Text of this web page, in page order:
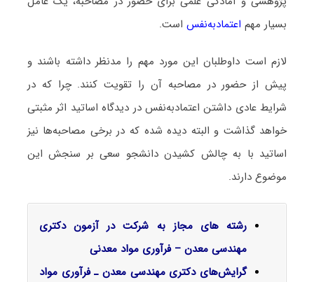
بسیار مهم اعتمادبه‌نفساست.
لازم است داوطلبان این مورد مهم را مدنظر داشته باشند و
پیش از حضور در مصاحبه آن را تقویت کنند. چرا که در
شرایط عادی داشتن اعتمادبه‌نفس در دیدگاه اساتید اثر مثبتی
خواهد گذاشت و البته دیده شده که در برخی مصاحبه‌ها نیز
اساتید با به چالش کشیدن دانشجو سعی بر سنجش این
موضوع دارند.
رشته های مجاز به شرکت در آزمون دکتری
مهندسی معدن – فرآوری مواد معدنی
گرایش‌های دکتری ﻣﻬﻨﺪسی ﻣﻌﺪن ـ فرآوری مواد